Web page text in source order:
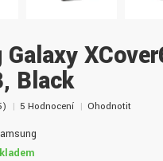
Black
5 Hodnocení Ohodnotit